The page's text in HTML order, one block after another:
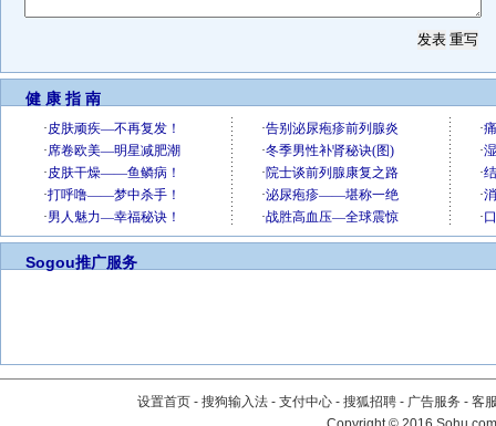
健 康 指 南
Sogou推广服务
设置首页 - 搜狗输入法 - 支付中心 - 搜狐招聘 - 广告服务 - 客